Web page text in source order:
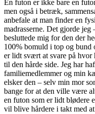
En futon er ikke bare en
men også i betræk,
anbefale at man finder en
madrasserne. Det gjorde
besluttede mig for den der
100% bomuld i top og bund
er lidt svært at svare på hvor
til den hårde side. Jeg har
familiemedlemmer og min
elsker den – selv min mor
bange for at den ville være
en futon som er lidt blødere
vil blive hårdere i takt med